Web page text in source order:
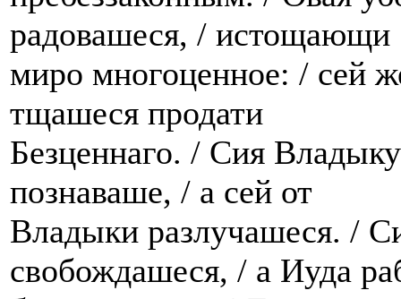
радовашеся, / истощающи
миро многоценное: / сей
тщашеся продати
Безценнаго. / Сия Владыку
познаваше, / а сей от
Владыки разлучашеся. /
свобождашеся, / а Иуда